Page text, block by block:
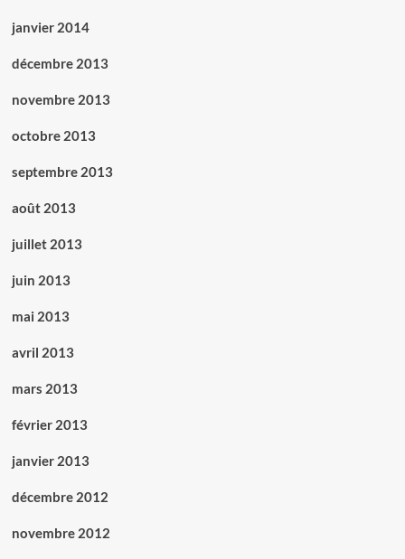
janvier 2014
décembre 2013
novembre 2013
octobre 2013
septembre 2013
août 2013
juillet 2013
juin 2013
mai 2013
avril 2013
mars 2013
février 2013
janvier 2013
décembre 2012
novembre 2012